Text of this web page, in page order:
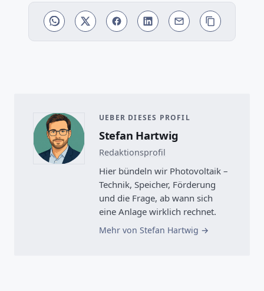
UEBER DIESES PROFIL
Stefan Hartwig
Redaktionsprofil
Hier bündeln wir Photovoltaik –
Technik, Speicher, Förderung
und die Frage, ab wann sich
eine Anlage wirklich rechnet.
Mehr von Stefan Hartwig